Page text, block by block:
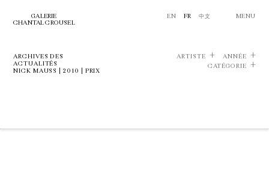
GALERIE
CHANTAL CROUSEL
EN FR 中文 MENU
ARCHIVES DES
ACTUALITÉS
NICK MAUSS | 2010 | PRIX
ARTISTE
ANNÉE
CATÉGORIE